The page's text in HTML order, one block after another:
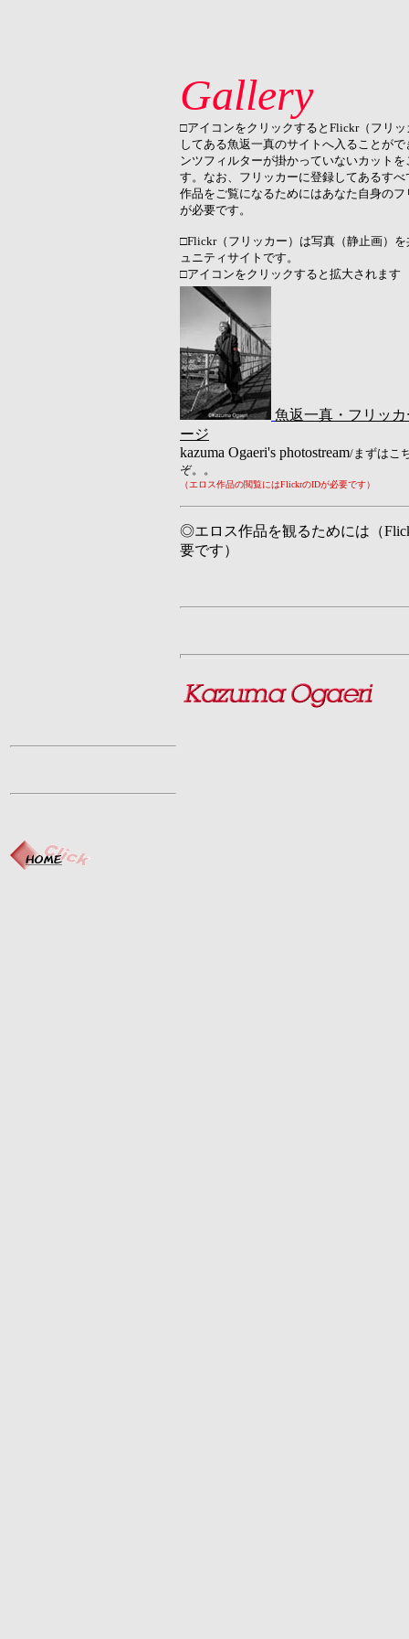
Gallery
□アイコンをクリックするとFlickr（フリ
してある魚返一真のサイトへ入ることが
ンツフィルターが掛かっていないカット
す。なお、フリッカーに登録してあるすべ
作品をご覧になるためにはあなた自身のフ
が必要です。
□Flickr（フリッカー）は写真（静止画）
ュニティサイトです。
□アイコンをクリックすると拡大されます
魚返一真・フリッ
ージ
kazuma Ogaeri's photostream/まずはこ
ぞ。。
（エロス作品の閲覧にはFlickrのIDが必要です）
◎エロス作品を観るためには（
要です）